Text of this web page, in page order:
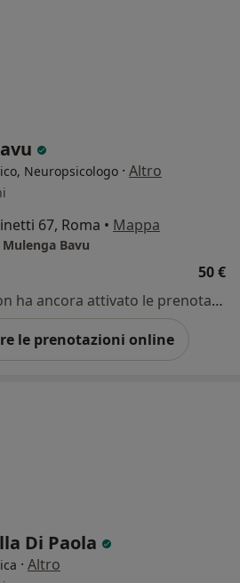
Neuropsicologo · Altro
67, Roma • Mappa
Bavu
50 €
Questo dottore non ha ancora attivato le prenotazioni online presso questo indirizzo.
le prenotazioni online
Di Paola
· Altro